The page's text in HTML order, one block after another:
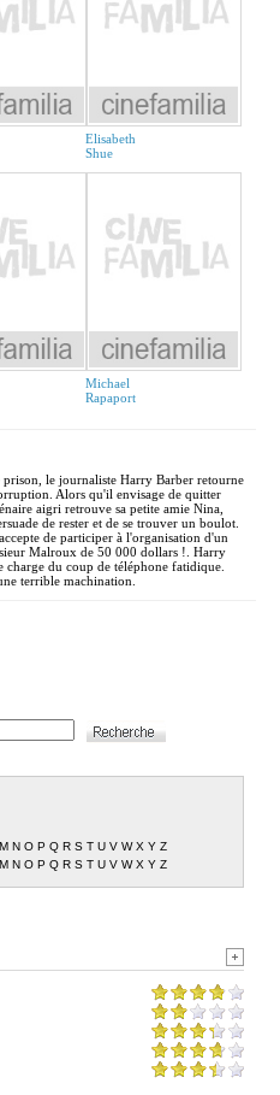
Elisabeth
Shue
Michael
Rapaport
le journaliste Harry Barber retourne
Alors qu'il envisage de quitter
aigri retrouve sa petite amie Nina,
de rester et de se trouver un boulot.
de participer à l'organisation d'un
Malroux de 50 000 dollars !. Harry
charge du coup de téléphone fatidique.
terrible machination.
M N O P Q R S T U V W X Y Z
M N O P Q R S T U V W X Y Z